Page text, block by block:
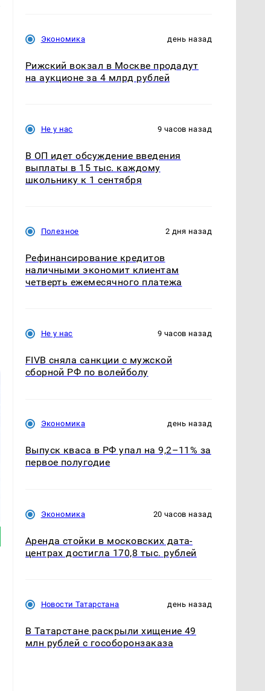
Кавказе: читать здесь
ждать всем нам?
Экономика день назад
Рижский вокзал в Москве продадут
на аукционе за 4 млрд рублей
Не у нас 9 часов назад
В ОП идет обсуждение введения
выплаты в 15 тыс. каждому
школьнику к 1 сентября
Полезное 2 дня назад
Рефинансирование кредитов
наличными экономит клиентам
четверть ежемесячного платежа
Не у нас 9 часов назад
FIVB сняла санкции с мужской
сборной РФ по волейболу
Экономика день назад
Выпуск кваса в РФ упал на 9,2–11% за
первое полугодие
Экономика 20 часов назад
Аренда стойки в московских дата-
центрах достигла 170,8 тыс. рублей
Новости Татарстана день назад
В Татарстане раскрыли хищение 49
млн рублей с гособоронзаказа